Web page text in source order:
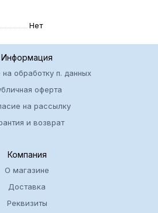
Нет
Информация
обработку п. данных
оферта
на рассылку
и возврат
Компания
О магазине
Доставка
Реквизиты